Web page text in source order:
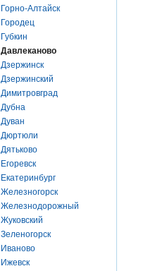
Горно-Алтайск
Городец
Губкин
Давлеканово
Дзержинск
Дзержинский
Димитровград
Дубна
Дуван
Дюртюли
Дятьково
Егоревск
Екатеринбург
Железногорск
Железнодорожный
Жуковский
Зеленогорск
Иваново
Ижевск